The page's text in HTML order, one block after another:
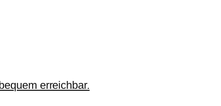
erreichbar.